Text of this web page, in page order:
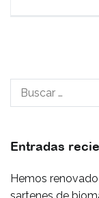
Buscar:
Entradas
Hemos